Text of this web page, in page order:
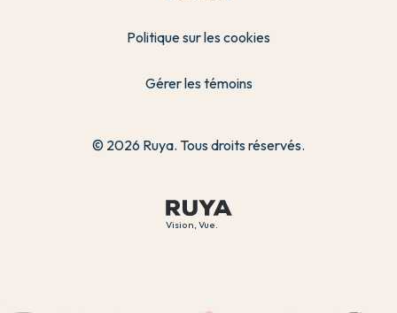
Vision, Vue.
Politique sur les cookies
Gérer les témoins
© 2026 Ruya. Tous droits réservés.